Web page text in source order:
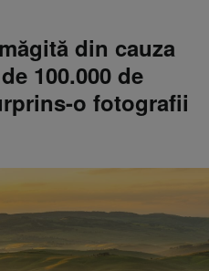
din cauza
100.000 de
o fotografii